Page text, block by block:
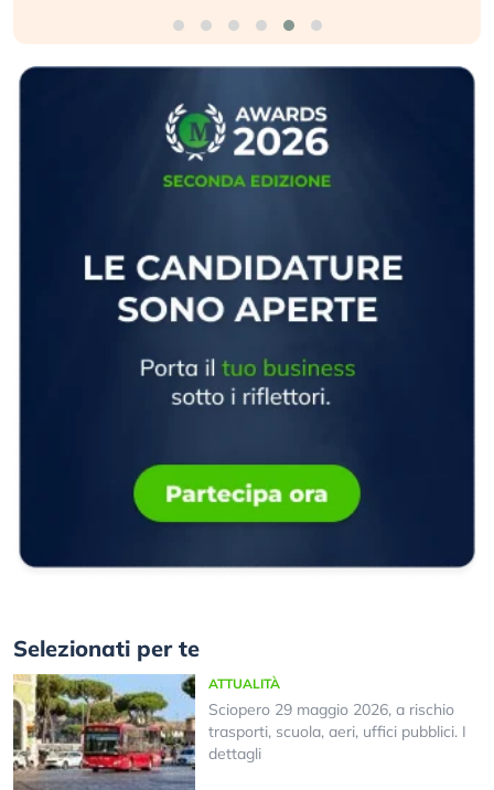
Selezionati per te
ATTUALITÀ
Sciopero 29 maggio 2026, a rischio
trasporti, scuola, aeri, uffici pubblici. I
dettagli